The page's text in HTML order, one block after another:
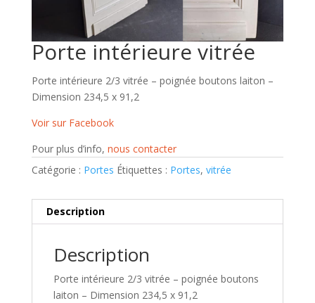
Porte intérieure vitrée
Porte intérieure 2/3 vitrée – poignée boutons laiton –
Dimension 234,5 x 91,2
Voir sur Facebook
Pour plus d’info, nous contacter
Catégorie : Portes Étiquettes : Portes, vitrée
Description
Description
Porte intérieure 2/3 vitrée – poignée boutons
laiton – Dimension 234,5 x 91,2